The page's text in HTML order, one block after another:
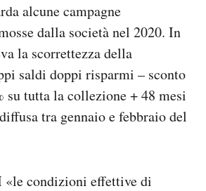
alcune campagne
dalla società nel 2020. In
la scorrettezza della
saldi doppi risparmi – sconto
su tutta la collezione + 48 mesi
tra gennaio e febbraio del
«le condizioni effettive di